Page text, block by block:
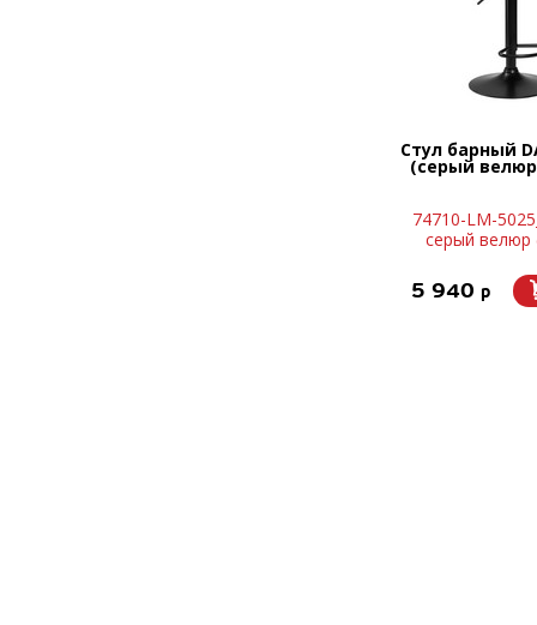
Стул барный
(серый велюр
74710-LM-
серый велюр
5 940 p